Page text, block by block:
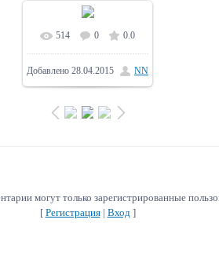
В реальном размере
1024x743/ 230.5Kb
514 0 0.0
Добавлено 28.04.2015 NN
могут только зарегистрированные
[ Регистрация| Вход]